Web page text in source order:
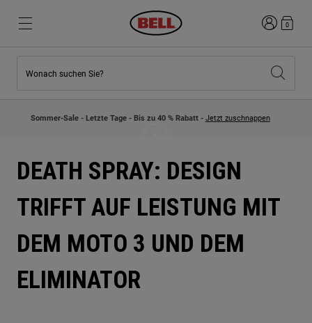
Neuzugänge
Lifestyle
Integral
Jets
Neuzugänge
Entdecke Bike
Anmelden
0
Wonach suchen Sie?
Sommer-Sale - Letzte Tage - Bis zu 40 % Rabatt - Jetzt zuschnappen
DEATH SPRAY: DESIGN
TRIFFT AUF LEISTUNG MIT
DEM MOTO 3 UND DEM
ELIMINATOR